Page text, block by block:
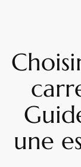
une